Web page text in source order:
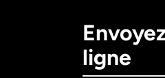
ligne